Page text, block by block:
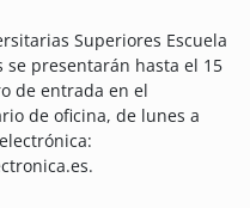
Superiores Escuela
presentarán hasta el 15
de entrada en el
de oficina, de lunes a